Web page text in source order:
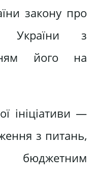
закону про
України з
його на
ініціативи —
з питань,
бюджетним